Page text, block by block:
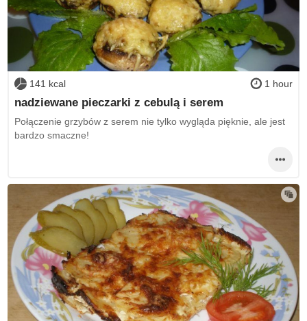
141 kcal 1 hour
nadziewane pieczarki z cebulą i serem
Połączenie grzybów z serem nie tylko wygląda pięknie, ale jest
bardzo smaczne!